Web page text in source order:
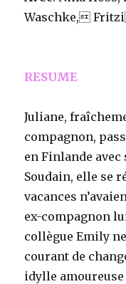
Waschke,
RESUME
Juliane,
compagnon,
en Finlande avec
Soudain, elle se
vacances
ex-compagnon
collègue Emily
courant de
idylle amoureuse